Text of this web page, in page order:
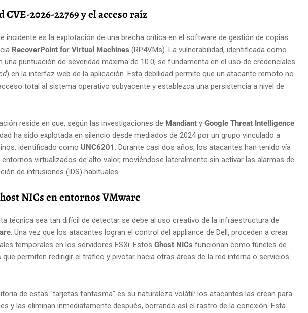
2026-22769 y el acceso raíz
incidente es la explotación de una brecha crítica en el software de gestión de copias
RecoverPoint for Virtual Machines (RP4VMs). La vulnerabilidad, identificada como
una puntuación de severidad máxima de 10.0, se fundamenta en el uso de credenciales
) en la interfaz web de la aplicación. Esta debilidad permite que un atacante remoto no
total al sistema operativo subyacente y establezca una persistencia a nivel de
reside en que, según las investigaciones de Mandiant y Google Threat Intelligence
ha sido explotada en silencio desde mediados de 2024 por un grupo vinculado a
identificado como UNC6201 . Durante casi dos años, los atacantes han tenido vía
virtualizados de alto valor, moviéndose lateralmente sin activar las alarmas de
de intrusiones (IDS) habituales.
NICs en entornos VMware
técnica sea tan difícil de detectar se debe al uso creativo de la infraestructura de
. Una vez que los atacantes logran el control del appliance de Dell, proceden a crear
temporales en los servidores ESXi. Estos Ghost NICs funcionan como túneles de
permiten redirigir el tráfico y pivotar hacia otras áreas de la red interna o servicios
de estas "tarjetas fantasma" es su naturaleza volátil: los atacantes las crean para
y las eliminan inmediatamente después, borrando así el rastro de la conexión. Esta